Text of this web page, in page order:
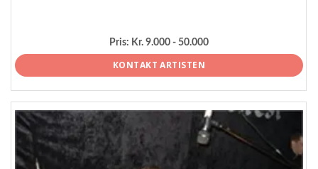
Pris: Kr. 9.000 - 50.000
KONTAKT ARTISTEN